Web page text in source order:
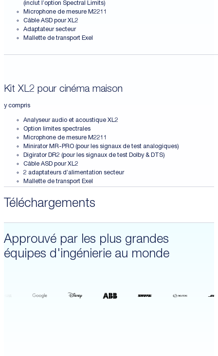
(inclut l’option Spectral Limits)
Microphone de mesure M2211
Câble ASD pour XL2
Adaptateur secteur
Mallette de transport Exel
Kit XL2 pour cinéma maison
y compris
Analyseur audio et acoustique XL2
Option limites spectrales
Microphone de mesure M2211
Minirator MR-PRO (pour les signaux de test analogiques)
Digirator DR2 (pour les signaux de test Dolby & DTS)
Câble ASD pour XL2
2 adaptateurs d’alimentation secteur
Mallette de transport Exel
Téléchargements
Approuvé par les plus grandes
équipes d'ingénierie au monde